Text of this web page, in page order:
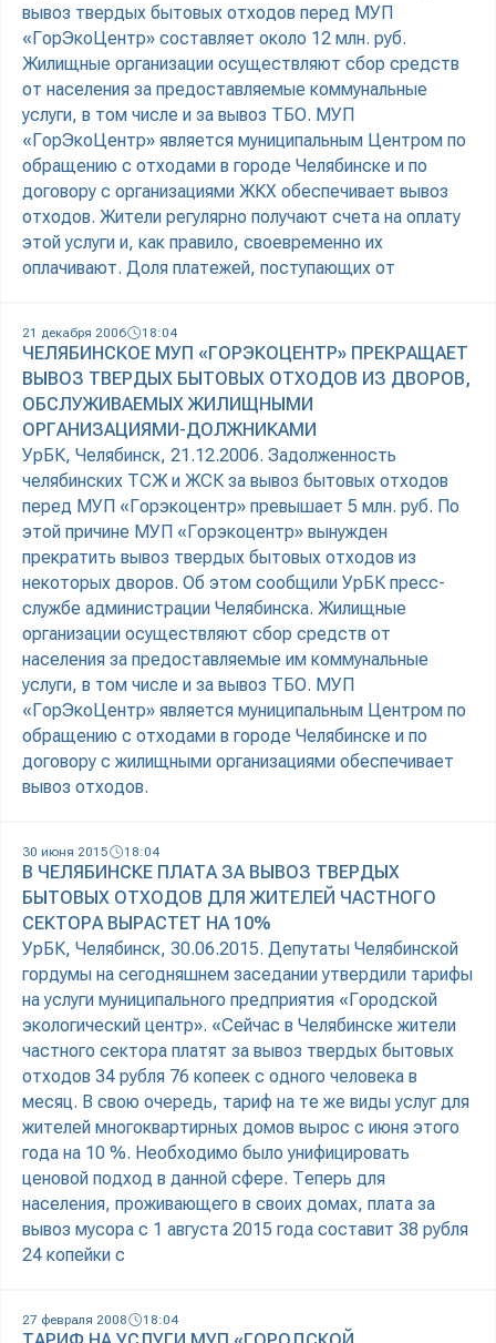
вывоз твердых бытовых отходов перед МУП
«ГорЭкоЦентр» составляет около 12 млн. руб.
Жилищные организации осуществляют сбор средств
от населения за предоставляемые коммунальные
услуги, в том числе и за вывоз ТБО. МУП
«ГорЭкоЦентр» является муниципальным Центром по
обращению с отходами в городе Челябинске и по
договору с организациями ЖКХ обеспечивает вывоз
отходов. Жители регулярно получают счета на оплату
этой услуги и, как правило, своевременно их
оплачивают. Доля платежей, поступающих от
21 декабря 2006 18:04
ЧЕЛЯБИНСКОЕ МУП «ГОРЭКОЦЕНТР» ПРЕКРАЩАЕТ
ВЫВОЗ ТВЕРДЫХ БЫТОВЫХ ОТХОДОВ ИЗ ДВОРОВ,
ОБСЛУЖИВАЕМЫХ ЖИЛИЩНЫМИ
ОРГАНИЗАЦИЯМИ-ДОЛЖНИКАМИ
УрБК, Челябинск, 21.12.2006. Задолженность
челябинских ТСЖ и ЖСК за вывоз бытовых отходов
перед МУП «Горэкоцентр» превышает 5 млн. руб. По
этой причине МУП «Горэкоцентр» вынужден
прекратить вывоз твердых бытовых отходов из
некоторых дворов. Об этом сообщили УрБК пресс-
службе администрации Челябинска. Жилищные
организации осуществляют сбор средств от
населения за предоставляемые им коммунальные
услуги, в том числе и за вывоз ТБО. МУП
«ГорЭкоЦентр» является муниципальным Центром по
обращению с отходами в городе Челябинске и по
договору с жилищными организациями обеспечивает
вывоз отходов.
30 июня 2015 18:04
В ЧЕЛЯБИНСКЕ ПЛАТА ЗА ВЫВОЗ ТВЕРДЫХ
БЫТОВЫХ ОТХОДОВ ДЛЯ ЖИТЕЛЕЙ ЧАСТНОГО
СЕКТОРА ВЫРАСТЕТ НА 10%
УрБК, Челябинск, 30.06.2015. Депутаты Челябинской
гордумы на сегодняшнем заседании утвердили тарифы
на услуги муниципального предприятия «Городской
экологический центр». «Сейчас в Челябинске жители
частного сектора платят за вывоз твердых бытовых
отходов 34 рубля 76 копеек с одного человека в
месяц. В свою очередь, тариф на те же виды услуг для
жителей многоквартирных домов вырос с июня этого
года на 10 %. Необходимо было унифицировать
ценовой подход в данной сфере. Теперь для
населения, проживающего в своих домах, плата за
вывоз мусора с 1 августа 2015 года составит 38 рубля
24 копейки с
27 февраля 2008 18:04